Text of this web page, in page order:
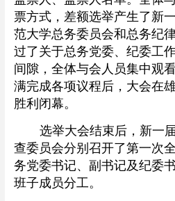
票方式，差额选举产生了新
范大学总务委员会和总务纪
过了关于总务党委、纪委工
间隙，全体与会人员集中观
满完成各项议程后，大会在
胜利闭幕。
选举大会结束后，新一
查委员会分别召开了第一次
务党委书记、副书记及纪委
班子成员分工。